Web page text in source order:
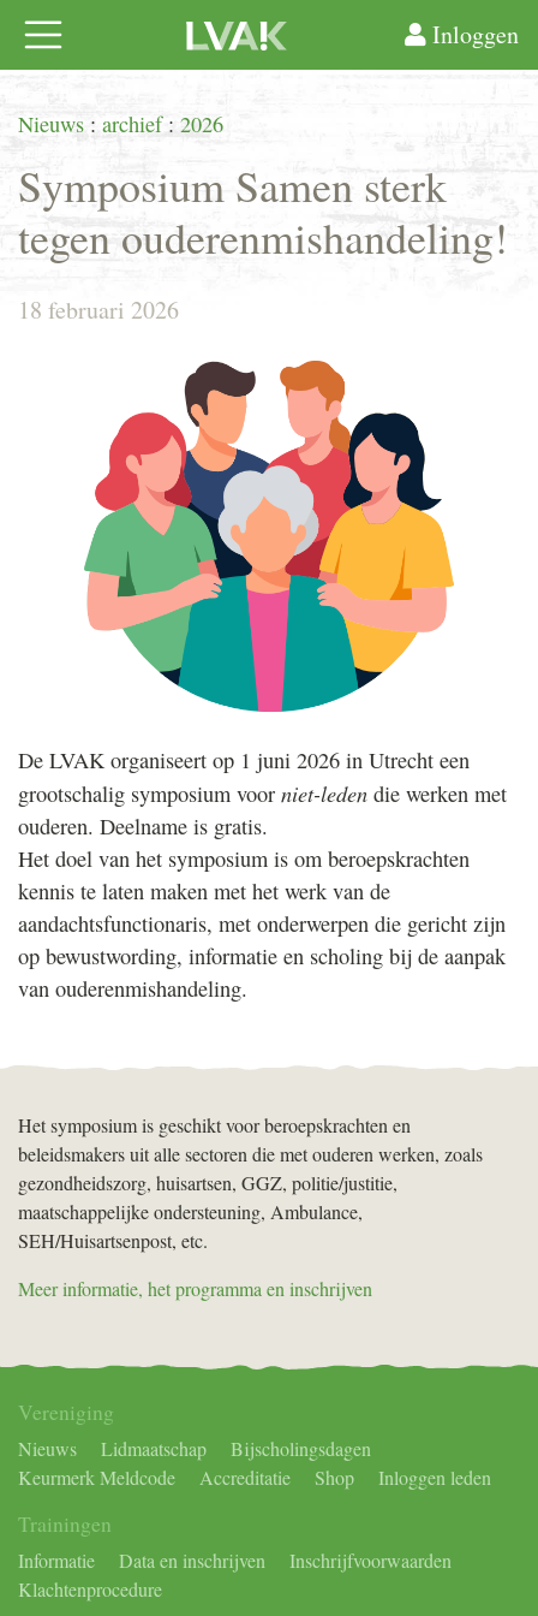
Inloggen
Nieuws : archief: 2026
Symposium Samen sterk
tegen ouderenmishandeling!
18 februari 2026
De LVAK organiseert op 1 juni 2026 in Utrecht een
grootschalig symposium voor niet-leden die werken met
ouderen. Deelname is gratis.
Het doel van het symposium is om beroepskrachten
kennis te laten maken met het werk van de
aandachtsfunctionaris, met onderwerpen die gericht zijn
op bewustwording, informatie en scholing bij de aanpak
van ouderenmishandeling.
Het symposium is geschikt voor beroepskrachten en
beleidsmakers uit alle sectoren die met ouderen werken, zoals
gezondheidszorg, huisartsen, GGZ, politie/justitie,
maatschappelijke ondersteuning, Ambulance,
SEH/Huisartsenpost, etc.
Meer informatie, het programma en inschrijven
Vereniging
Nieuws Lidmaatschap
Bijscholingsdagen
Keurmerk Meldcode
Accreditatie Shop Inloggen leden
Trainingen
Informatie Data en inschrijven
Inschrijfvoorwaarden
Klachtenprocedure